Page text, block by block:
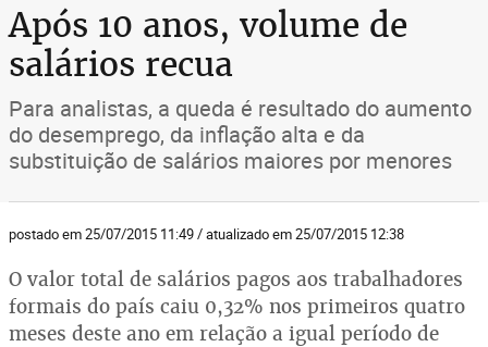
Após 10 anos, volume de
salários recua
Para analistas, a queda é resultado do aumento
do desemprego, da inflação alta e da
substituição de salários maiores por menores
postado em 25/07/2015 11:49 / atualizado em 25/07/2015 12:38
O valor total de salários pagos aos trabalhadores
formais do país caiu 0,32% nos primeiros quatro
meses deste ano em relação a igual período de